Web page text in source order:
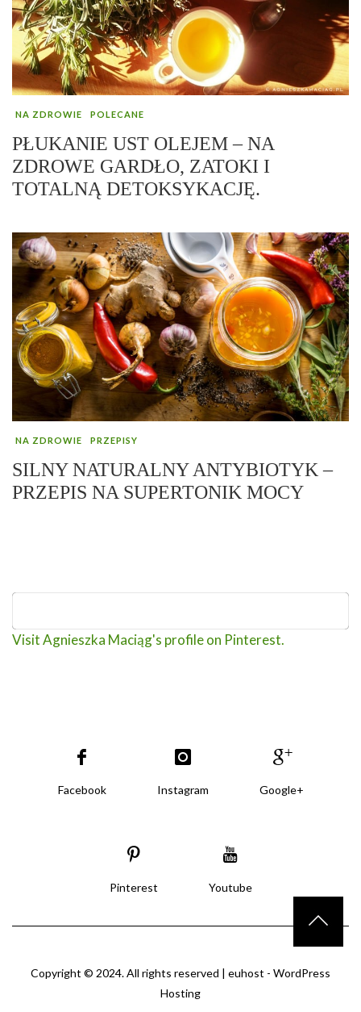
NA ZDROWIE POLECANE
PŁUKANIE UST OLEJEM – NA
ZDROWE GARDŁO, ZATOKI I
TOTALNĄ DETOKSYKACJĘ.
NA ZDROWIE PRZEPISY
SILNY NATURALNY ANTYBIOTYK –
PRZEPIS NA SUPERTONIK MOCY
Visit Agnieszka Maciąg's profile on Pinterest.
Facebook Instagram Google+
Pinterest Youtube
Copyright © 2024. All rights reserved | euhost - WordPress
Hosting